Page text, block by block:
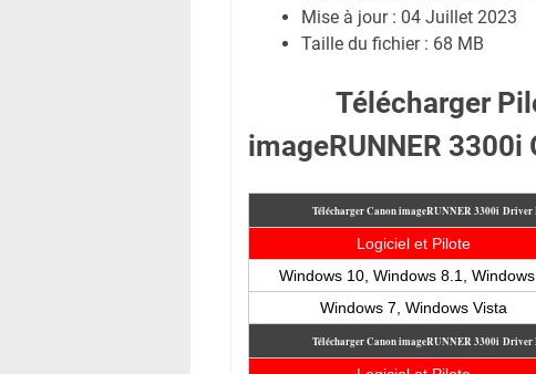
Mise à jour : 04 Juillet 2023
Taille du fichier : 68 MB
Télécharger
imageRUNNER
Télécharger Canon imageRUNNER 3300i Driver
Logiciel et Pilote
Windows 10, Windows 8.1,
Windows 7, Windows Vista
Télécharger Canon imageRUNNER 3300i Driver